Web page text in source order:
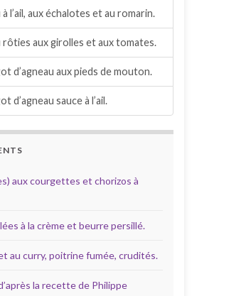
à l’ail, aux échalotes et au romarin.
rôties aux girolles et aux tomates.
d’agneau aux pieds de mouton.
d’agneau sauce à l’ail.
aux courgettes et chorizos à
à la crème et beurre persillé.
au curry, poitrine fumée, crudités.
la recette de Philippe